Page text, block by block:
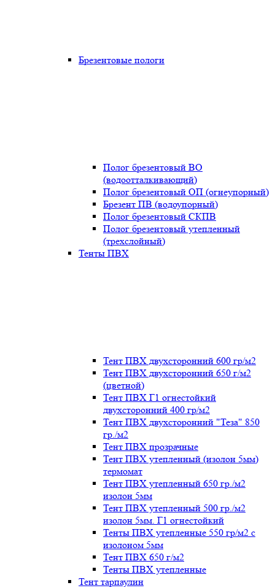
Брезентовые пологи
Полог брезентовый ВО
(водоотталкивающий)
Полог брезентовый ОП (огнеупорный)
Брезент ПВ (водоупорный)
Полог брезентовый СКПВ
Полог брезентовый утепленный
(трехслойный)
Тенты ПВХ
Тент ПВХ двухсторонний 600 гр/м2
Тент ПВХ двухсторонний 650 г/м2
(цветной)
Тент ПВХ Г1 огнестойкий
двухсторонний 400 гр/м2
Тент ПВХ двухсторонний "Теза" 850
гр./м2
Тент ПВХ прозрачные
Тент ПВХ утепленный (изолон 5мм)
термомат
Тент ПВХ утепленный 650 гр./м2
изолон 5мм
Тент ПВХ утепленный 500 гр./м2
изолон 5мм. Г1 огнестойкий
Тенты ПВХ утепленные 550 гр/м2 с
изолоном 5мм
Тент ПВХ 650 г/м2
Тенты ПВХ утепленные
Тент тарпаулин